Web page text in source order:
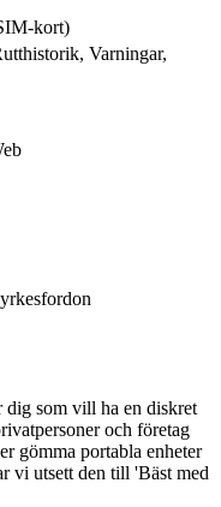
kort)
Varningar,
dig som vill ha en diskret
och företag
gömma portabla enheter
vi utsett den till 'Bäst med